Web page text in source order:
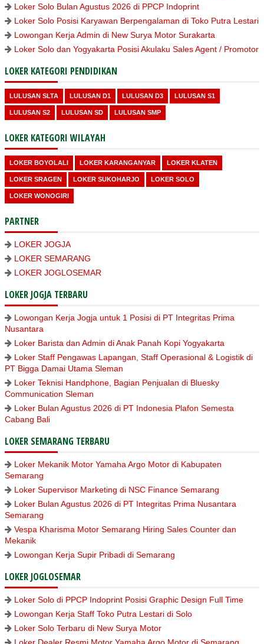
Loker Solo Bulan Agustus 2026 di PPCP Indoprint
Loker Solo Posisi Karyawan Berpengalaman di Toko Putra Lestari
Lowongan Kerja Admin di New Surya Motor Surakarta
Loker Solo dan Yogyakarta Posisi Akulaku Sales Agent / Promotor
LOKER KATEGORI PENDIDIKAN
LULUSAN SLTA LULUSAN D1 LULUSAN D3 LULUSAN S1
LULUSAN S2 LULUSAN SD LULUSAN SMP
LOKER KATEGORI WILAYAH
LOKER BOYOLALI LOKER KARANGANYAR LOKER KLATEN
LOKER SRAGEN LOKER SUKOHARJO LOKER SOLO
LOKER WONOGIRI
PARTNER
LOKER JOGJA
LOKER SEMARANG
LOKER JOGLOSEMAR
LOKER JOGJA TERBARU
Lowongan Kerja Jogja untuk 1 Posisi di PT Integritas Prima
Nusantara
Loker Barista dan Admin di Anak Panah Kopi Yogyakarta
Loker Staff Pengawas Lapangan, Staff Operasional & Logistik di
PT Bigga Damai Utama Sleman
Loker Teknisi Handphone, Bagian Penjualan di Bluesky
Communication Sleman
Loker Bulan Agustus 2026 di PT Indonesia Plafon Semesta
Cabang Bali
LOKER SEMARANG TERBARU
Loker Mekanik Motor Yamaha Argo Motor di Kabupaten
Semarang
Loker Supervisor Marketing di NSC Finance Semarang
Loker Bulan Agustus 2026 di PT Integritas Prima Nusantara
Semarang
Vespa Kharisma Motor Semarang Hiring Sales Counter dan
Mekanik
Lowongan Kerja Supir Pribadi di Semarang
LOKER JOGLOSEMAR
Loker Solo di PPCP Indoprint Posisi Graphic Design Full Time
Lowongan Kerja Staff Toko Putra Lestari di Solo
Loker Solo Terbaru di New Surya Motor
Loker Dealer Resmi Motor Yamaha Argo Motor di Semarang